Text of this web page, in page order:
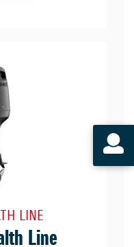
LINE
Line